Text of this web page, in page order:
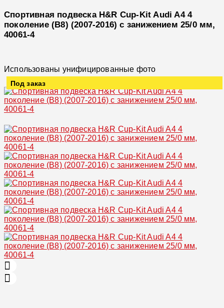
Спортивная подвеска H&R Cup-Kit Audi A4 4
поколение (B8) (2007-2016) с занижением 25/0 мм,
40061-4
Использованы унифицированные фото
Под заказ